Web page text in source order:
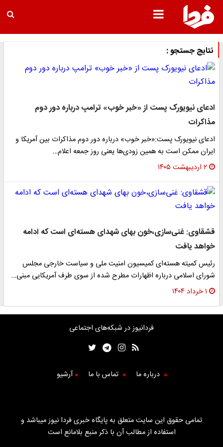
نتایج جستجو :
ادعای نیویورک پست از «خبر خوب» ترامپ درباره دور دوم
مذاکرات
ادعای نیویورک پست:«خبر خوب» درباره دور دوم مذاکرات بین آمریکا و
ایران ممکن است به همین زودی‌ها یعنی روز جمعه اعلام…
۲ اردیبهشت ۱۴۰۵
قشقاوی: غنی‌سازی،خون بهای شهدای هسته‌ای است که ادامه
خواهد یافت
رئیس کمیته هسته‌ای کمیسیون امنیت ملی و سیاست خارجی مجلس
شورای اسلامی درباره اظهارات مطرح شده از سوی طرف آمریکایی مبنی…
۱ خرداد ۱۴۰۴
فردانیوز در شبکه‌های اجتماعی
درباره ما تماس با ما آرشیو
تمامی حقوق این سایت متعلق به پایگاه خبری فردا نیوز میباشد و
استفاده از مطالب آن با ذکر منبع بلامانع است